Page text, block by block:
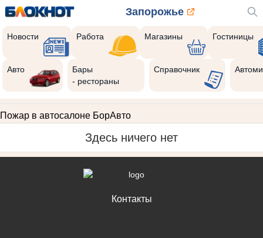
Запорожье
Новости Работа Магазины Гостиницы
Авто
Бары
- рестораны
Справочник
Пожар в автосалоне БорАвто
Здесь ничего нет
Контакты